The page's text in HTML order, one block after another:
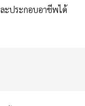
ะประกอบอาชีพได้